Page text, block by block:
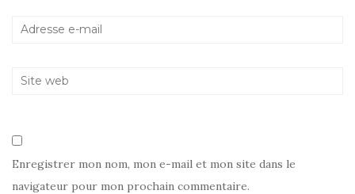
Enregistrer mon nom, mon e-mail et mon site dans le
navigateur pour mon prochain commentaire.